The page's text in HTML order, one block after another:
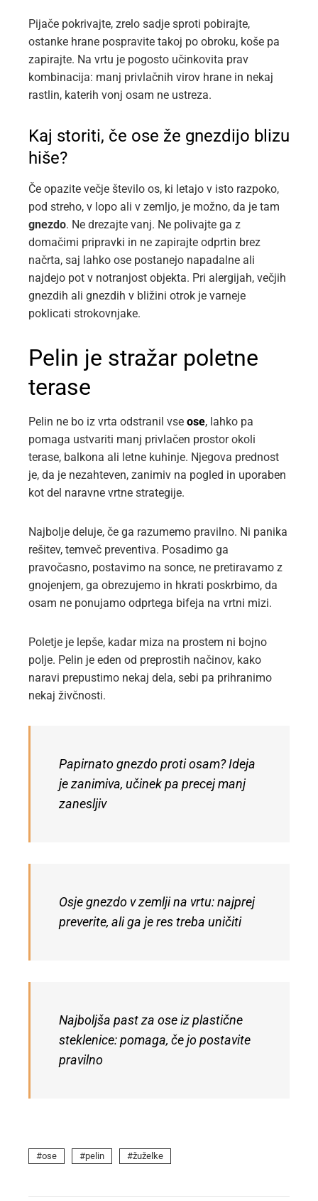
Pijače pokrivajte, zrelo sadje sproti pobirajte,
ostanke hrane pospravite takoj po obroku, koše pa
zapirajte. Na vrtu je pogosto učinkovita prav
kombinacija: manj privlačnih virov hrane in nekaj
rastlin, katerih vonj osam ne ustreza.
Kaj storiti, če ose že gnezdijo blizu
hiše?
Če opazite večje število os, ki letajo v isto razpoko,
pod streho, v lopo ali v zemljo, je možno, da je tam
gnezdo. Ne drezajte vanj. Ne polivajte ga z
domačimi pripravki in ne zapirajte odprtin brez
načrta, saj lahko ose postanejo napadalne ali
najdejo pot v notranjost objekta. Pri alergijah, večjih
gnezdih ali gnezdih v bližini otrok je varneje
poklicati strokovnjake.
Pelin je stražar poletne
terase
Pelin ne bo iz vrta odstranil vse ose, lahko pa
pomaga ustvariti manj privlačen prostor okoli
terase, balkona ali letne kuhinje. Njegova prednost
je, da je nezahteven, zanimiv na pogled in uporaben
kot del naravne vrtne strategije.
Najbolje deluje, če ga razumemo pravilno. Ni panika
rešitev, temveč preventiva. Posadimo ga
pravočasno, postavimo na sonce, ne pretiravamo z
gnojenjem, ga obrezujemo in hkrati poskrbimo, da
osam ne ponujamo odprtega bifeja na vrtni mizi.
Poletje je lepše, kadar miza na prostem ni bojno
polje. Pelin je eden od preprostih načinov, kako
naravi prepustimo nekaj dela, sebi pa prihranimo
nekaj živčnosti.
Papirnato gnezdo proti osam? Ideja
je zanimiva, učinek pa precej manj
zanesljiv
Osje gnezdo v zemlji na vrtu: najprej
preverite, ali ga je res treba uničiti
Najboljša past za ose iz plastične
steklenice: pomaga, če jo postavite
pravilno
ose pelin žuželke